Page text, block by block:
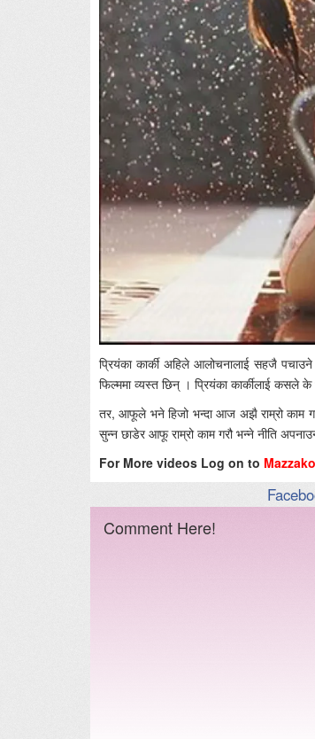
प्रियंका कार्की अहिले आलोचनालाई सहजै
फिल्ममा व्यस्त छिन् । प्रियंका कार्कीलाई कसले
तर, आफूले भने हिजो भन्दा आज अझै राम्रो काम
सुन्न छाडेर आफू राम्रो काम गरौ भन्ने नीति
For More videos Log on to
Comment Here!